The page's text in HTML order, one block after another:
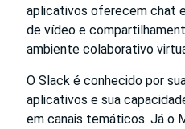
aplicativos oferecem chat
de vídeo e
ambiente colaborativo
O Slack é conhecido por
aplicativos e sua
em canais temáticos. Já o